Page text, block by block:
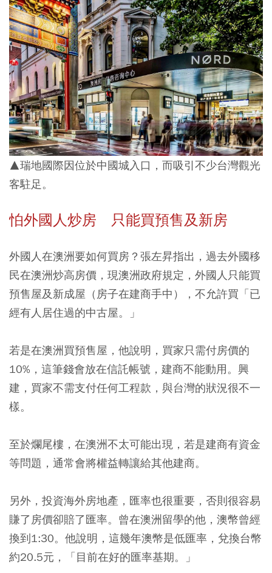
▲瑞地國際因位於中國城入口，而吸引不少台灣觀光
客駐足。
怕外國人炒房 只能買預售及新房
外國人在澳洲要如何買房？張左昇指出， 過去外國移
民在澳洲炒高房價，現澳洲政府規定，外國人只能買
預售屋及新成屋（房子在建商手中），不允許買「已
經有人居住過的中古屋。」
若是在澳洲買預售屋，他說明，買家只需付房價的
10%，這筆錢會放在信託帳號，建商不能動用。興
建，買家不需支付任何工程款，與台灣的狀況很不一
樣。
至於爛尾樓，在澳洲不太可能出現，若是建商有資金
等問題，通常會將權益轉讓給其他建商。
另外， 投資海外房地產，匯率也很重要，否則很容易
賺了房價卻賠了匯率。 曾在澳洲留學的他，澳幣曾經
換到1:30。他說明，這幾年澳幣是低匯率，兌換台幣
約20.5元，「目前在好的匯率基期。」